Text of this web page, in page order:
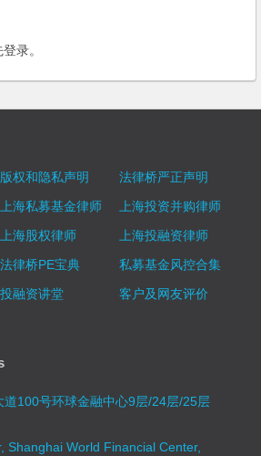
登录。
版权和隐私声明
法律桥严正声明
上海私募基金律师
上海投资并购律师
上海股权律师
上海投融资律师
法律桥PE宝典
私募基金风控合集
投融资讲堂
客户及网友评价
100号环球金融中心9层/24层/25层
Shanghai World Financial Center,